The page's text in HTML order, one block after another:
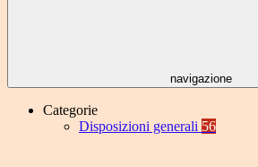
navigazione
Categorie
Disposizioni generali 56